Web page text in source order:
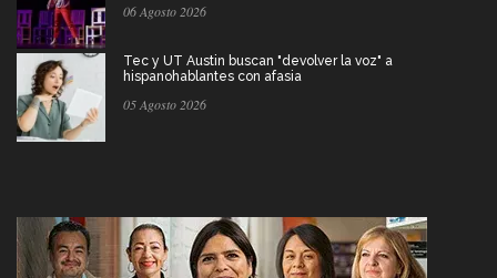
06 Agosto 2026
Tec y UT Austin buscan "devolver la voz" a
hispanohablantes con afasia
05 Agosto 2026